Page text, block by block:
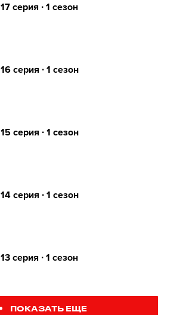
17 серия ∙ 1 сезон
16 серия ∙ 1 сезон
15 серия ∙ 1 сезон
14 серия ∙ 1 сезон
13 серия ∙ 1 сезон
ПОКАЗАТЬ ЕЩЕ